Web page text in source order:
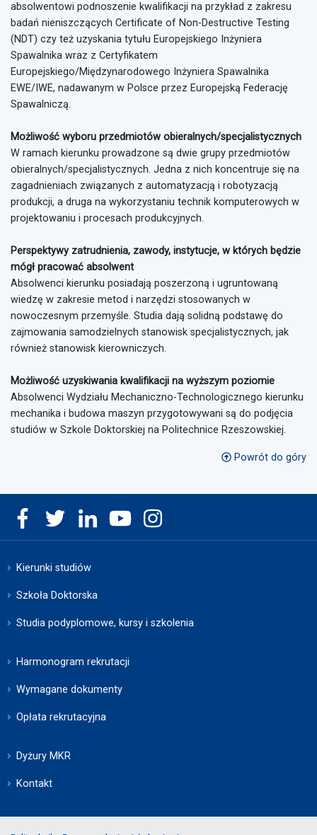
absolwentowi podnoszenie kwalifikacji na przykład z zakresu
badań nieniszczących Certificate of Non-Destructive Testing
(NDT) czy też uzyskania tytułu Europejskiego Inżyniera
Spawalnika wraz z Certyfikatem
Europejskiego/Międzynarodowego Inżyniera Spawalnika
EWE/IWE, nadawanym w Polsce przez Europejską Federację
Spawalniczą.
Możliwość wyboru przedmiotów obieralnych/specjalistycznych
W ramach kierunku prowadzone są dwie grupy przedmiotów
obieralnych/specjalistycznych. Jedna z nich koncentruje się na
zagadnieniach związanych z automatyzacją i robotyzacją
produkcji, a druga na wykorzystaniu technik komputerowych w
projektowaniu i procesach produkcyjnych.
Perspektywy zatrudnienia, zawody, instytucje, w których będzie
mógł pracować absolwent
Absolwenci kierunku posiadają poszerzoną i ugruntowaną
wiedzę w zakresie metod i narzędzi stosowanych w
nowoczesnym przemyśle. Studia dają solidną podstawę do
zajmowania samodzielnych stanowisk specjalistycznych, jak
również stanowisk kierowniczych.
Możliwość uzyskiwania kwalifikacji na wyższym poziomie
Absolwenci Wydziału Mechaniczno-Technologicznego kierunku
mechanika i budowa maszyn przygotowywani są do podjęcia
studiów w Szkole Doktorskiej na Politechnice Rzeszowskiej.
Powrót do góry
Kierunki studiów
Szkoła Doktorska
Studia podyplomowe, kursy i szkolenia
Harmonogram rekrutacji
Wymagane dokumenty
Opłata rekrutacyjna
Dyżury MKR
Kontakt